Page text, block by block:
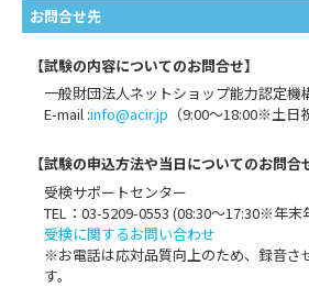
お問合せ先
【試験の内容についてのお問合せ】
一般財団法人ネットショップ能力認定機
E-mail :info@acir.jp （9:00～18:00※土日
【試験の申込方法や当日についてのお問合
受検サポートセンター
TEL：03-5209-0553 (08:30〜17:30※年末
受検に関するお問い合わせ
※お電話は応対品質向上のため、録音さ
す。